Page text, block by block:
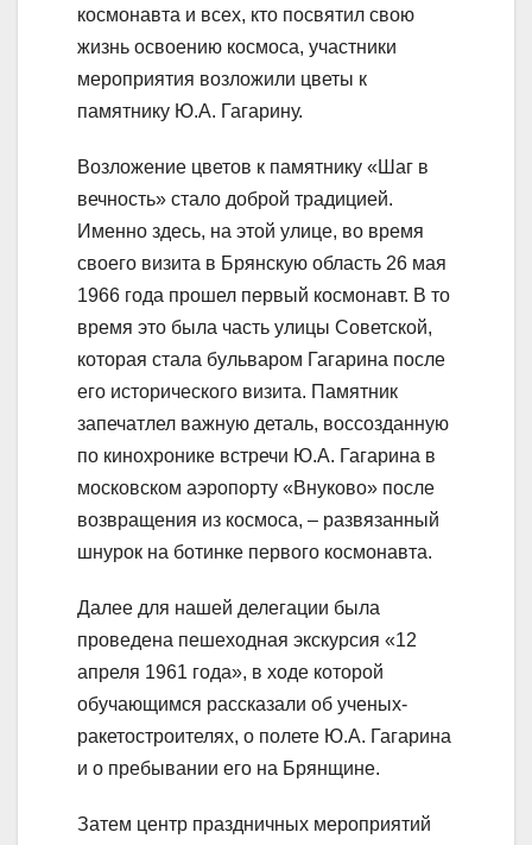
космонавта и всех, кто посвятил свою
жизнь освоению космоса, участники
мероприятия возложили цветы к
памятнику Ю.А. Гагарину.
Возложение цветов к памятнику «Шаг в
вечность» стало доброй традицией.
Именно здесь, на этой улице, во время
своего визита в Брянскую область 26 мая
1966 года прошел первый космонавт. В то
время это была часть улицы Советской,
которая стала бульваром Гагарина после
его исторического визита. Памятник
запечатлел важную деталь, воссозданную
по кинохронике встречи Ю.А. Гагарина в
московском аэропорту «Внуково» после
возвращения из космоса, – развязанный
шнурок на ботинке первого космонавта.
Далее для нашей делегации была
проведена пешеходная экскурсия «12
апреля 1961 года», в ходе которой
обучающимся рассказали об ученых-
ракетостроителях, о полете Ю.А. Гагарина
и о пребывании его на Брянщине.
Затем центр праздничных мероприятий